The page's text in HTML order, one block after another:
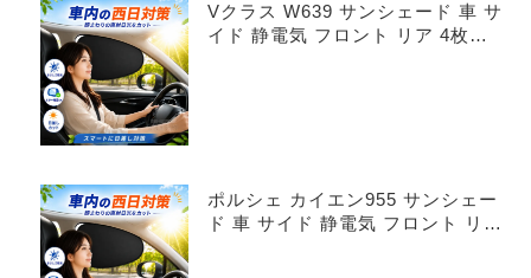
Vクラス W639 サンシェード 車 サ
イド 静電気 フロント リア 4枚セ
ポルシェ カイエン955 サンシェー
ド 車 サイド 静電気 フロント リア